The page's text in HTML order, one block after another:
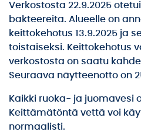
Verkostosta 22.9.2025
bakteereita. Alueelle on
keittokehotus 13.9.2025 ja
toistaiseksi. Keittokehotus
verkostosta on saatu
Seuraava näytteenotto on
Kaikki ruoka- ja juomavesi
Keittämätöntä vettä voi
normaalisti.